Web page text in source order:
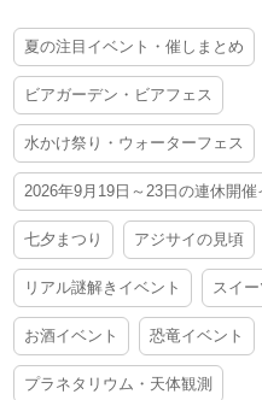
夏の注目イベント・催しまとめ
ビアガーデン・ビアフェス
水かけ祭り・ウォーターフェス
2026年9月19日～23日の連休開催
七夕まつり アジサイの見頃
リアル謎解きイベント スイ
お酒イベント 恐竜イベント
プラネタリウム・天体観測